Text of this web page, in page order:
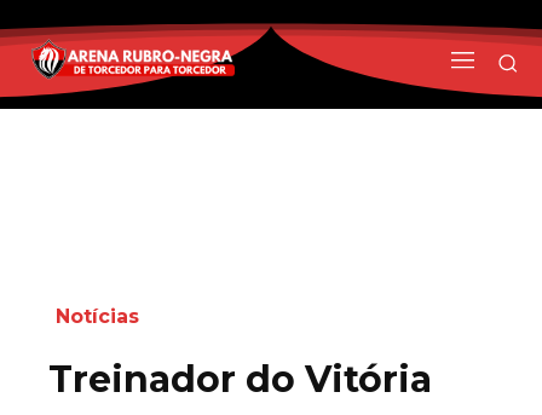
Notícias
Treinador do Vitória